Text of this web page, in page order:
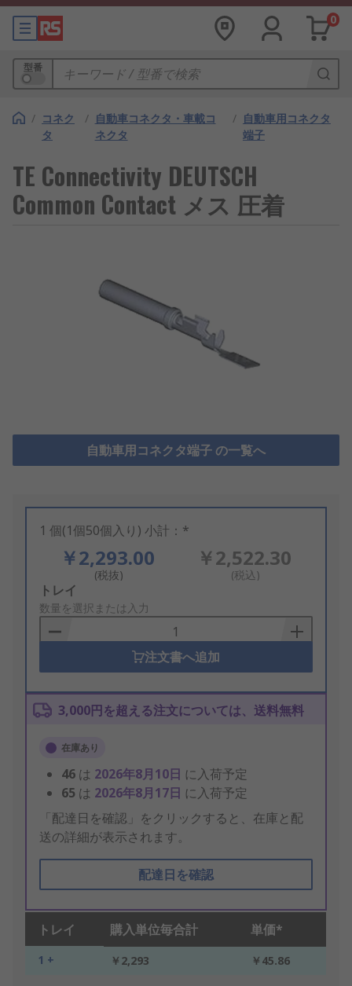
0
型番
/ コネク
タ
/ 自動車コネクタ・車載コ
ネクタ
/ 自動車用コネクタ
端子
TE Connectivity DEUTSCH
Common Contact メス 圧着
自動車用コネクタ端子 の一覧へ
1 個(1個50個入り) 小計：*
￥2,293.00
(税抜)
￥2,522.30
(税込)
Add
to
Basket
トレイ
数量を選択または入力
注文書へ追加
3,000円を超える注文については、送料無料
在庫あり
46 は 2026年8月10日 に入荷予定
65 は 2026年8月17日 に入荷予定
「配達日を確認」をクリックすると、在庫と配
送の詳細が表示されます。
配達日を確認
トレイ 購入単位毎合計 単価*
1 + ￥2,293 ￥45.86